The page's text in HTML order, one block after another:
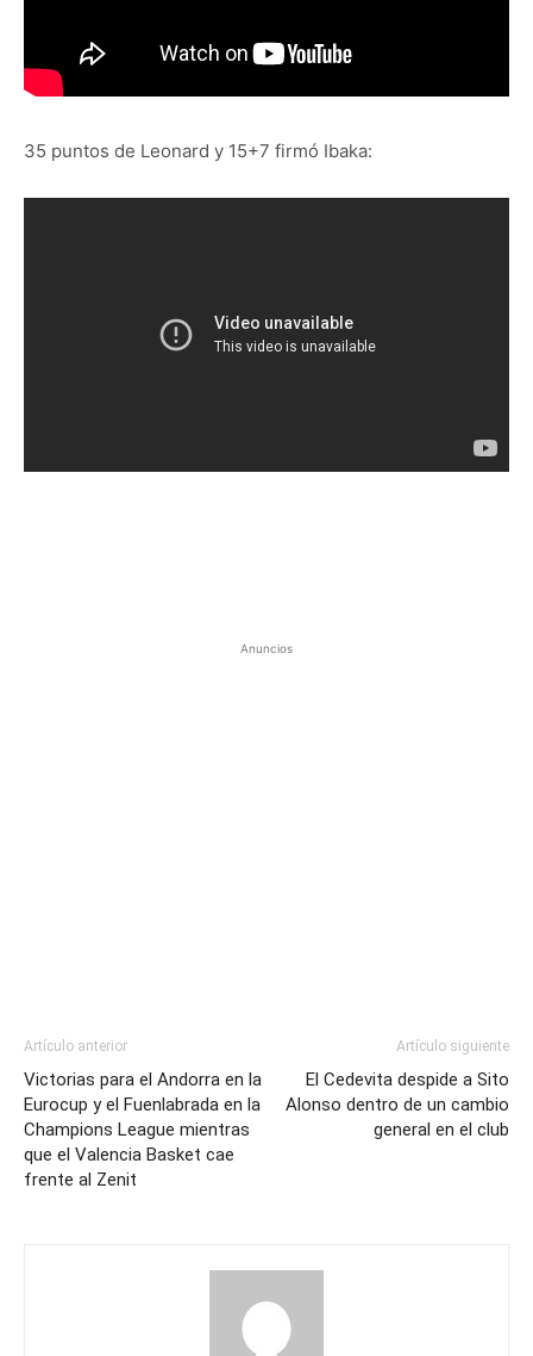
35 puntos de Leonard y 15+7 firmó Ibaka:
Anuncios
Artículo anterior
Victorias para el Andorra en la
Eurocup y el Fuenlabrada en la
Champions League mientras
que el Valencia Basket cae
frente al Zenit
Artículo siguiente
El Cedevita despide a Sito
Alonso dentro de un cambio
general en el club